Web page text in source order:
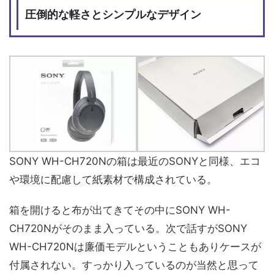
圧倒的な軽さとシンプルなデザイン
SONY WH-CH720Nの箱は最近のSONYと同様、エコ
や環境に配慮して紙素材で構成されている。
箱を開けると布が出てきてその中にSONY WH-
CH720Nがそのまま入っている。次で話すがSONY
WH-CH720Nは廉価モデルということもありケースが
付属されない。すっかり入っているのが当然と思って